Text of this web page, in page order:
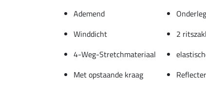
Ademend
Winddicht
2
4-Weg-Stretchmateriaal
Met opstaande kraag